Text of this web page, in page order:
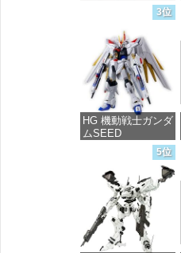
価格：¥99
3位
HG 機動戦士ガンダ
ムSEED
FREEDOM マイテ
ィーストライクフ
リーダムガンダム
1/144スケール 色分
け済みプラモデル
価格：¥4,800
5位